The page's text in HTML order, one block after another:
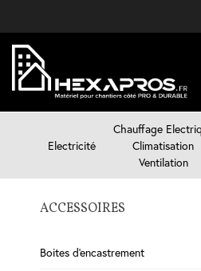
Electricité
Chauffage
Climatisation
Ventilation
ACCESSOIRES
Boites d'encastrement